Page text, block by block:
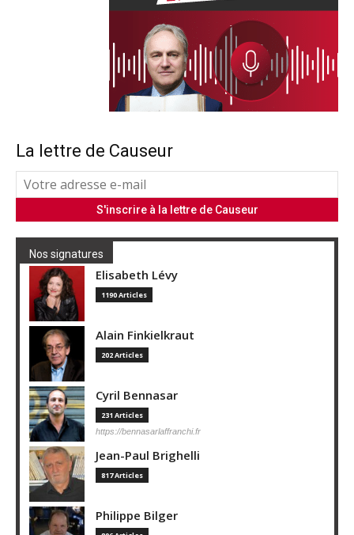
La lettre de Causeur
Nos signatures
Elisabeth Lévy
1190 Articles
Alain Finkielkraut
202 Articles
Cyril Bennasar
231 Articles
https://bennasarlaffranchi.fr
Jean-Paul Brighelli
817 Articles
Philippe Bilger